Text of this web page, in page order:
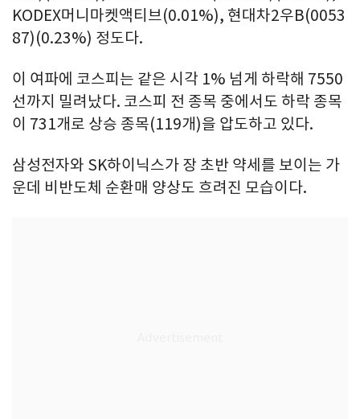
KODEX머니마켓액티브(0.01%), 현대차2우B(0053
87)(0.23%) 정도다.
이 여파에 코스피는 같은 시각 1% 넘게 하락해 7550
선까지 밀려났다. 코스피 전 종목 중에서도 하락 종목
이 731개로 상승 종목(119개)을 압도하고 있다.
삼성전자와 SK하이닉스가 장 초반 약세를 보이는 가
운데 비반도체 순환매 양상도 흐려진 모습이다.